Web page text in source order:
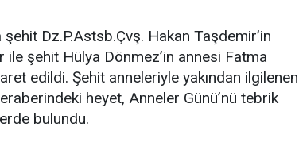
Dz.P.Astsb.Çvş. Hakan Taşdemir’in
ile şehit Hülya Dönmez’in annesi Fatma
edildi. Şehit anneleriyle yakından ilgilenen
heyet, Anneler Günü’nü tebrik
bulundu.